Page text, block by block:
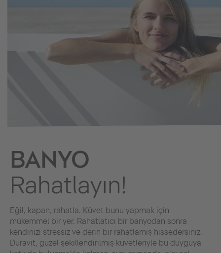
BANYO
Rahatlayın!
Eğil, kapan, rahatla. Küvet bunu yapmak için
mükemmel bir yer. Rahatlatıcı bir banyodan sonra
kendinizi stressiz ve derin bir rahatlamış hissedersiniz.
Duravit, güzel şekillendirilmiş küvetleriyle bu duyguya